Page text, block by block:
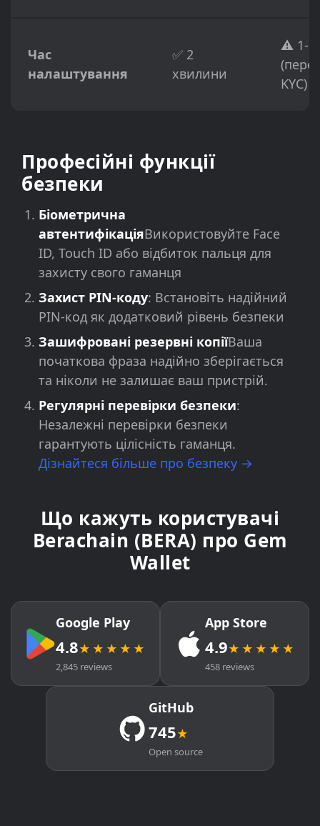
Час
налаштування
✅ 2
хвилини
⚠️ 1-7
KYC)
Професійні функції
безпеки
Біометрична
автентифікаціяВикористовуйте Face
ID, Touch ID або відбиток пальця для
захисту свого гаманця
Захист PIN-коду: Встановіть надійний
PIN-код як додатковий рівень безпеки
Зашифровані резервні копіїВаша
початкова фраза надійно зберігається
та ніколи не залишає ваш пристрій.
Регулярні перевірки безпеки:
Незалежні перевірки безпеки
гарантують цілісність гаманця.
Дізнайтеся більше про безпеку →
Що кажуть користувачі
Berachain (BERA) про Gem
Wallet
Google Play
4.8★★★★★
2,845 reviews
App Store
4.9★★★★★
458 reviews
GitHub
745★
Open source